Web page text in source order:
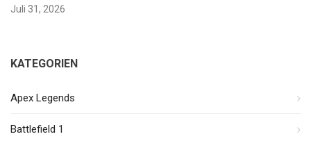
Juli 31, 2026
KATEGORIEN
Apex Legends
Battlefield 1